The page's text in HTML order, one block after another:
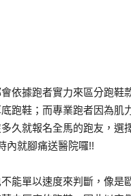
依據跑者實力來區分跑
跑鞋；而專業跑者因為肌
久就報名全馬的跑友，選
內就腳痛送醫院囉!!
能單以速度來判斷，像是